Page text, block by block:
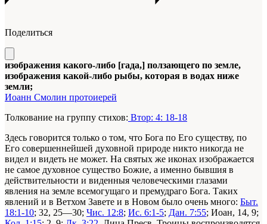
Поделиться
изображения какого-либо [гада,] ползающего по земле,
изображения какой-либо рыбы, которая в водах ниже
земли;
Иоанн Смолин протоиерей
Толкование на группу стихов: Втор: 4: 18-18
Здесь говорится только о том, что Бога по Его существу, по
Его совершеннейшей духовной природе никто никогда не
видел и видеть не может. На святых же иконах изображается
не самое духовное существо Божие, а именно бывшия в
действительности и виденныя человеческими глазами
явления на земле всемогущаго и премудраго Бога. Таких
явлений и в Ветхом Завете и в Новом было очень много: Быт.
18:1-10; 32, 25—30; Чис. 12:8; Ис. 6:1-5; Дан. 7:55; Иоан, 14, 9;